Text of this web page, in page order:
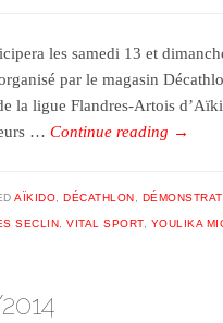
les samedi 13 et
par le magasin
la ligue Flandres-Artois
…Continue reading →
AÏKIDO ,DÉCATHLON
SECLIN ,VITAL SPORT, YOULIKA